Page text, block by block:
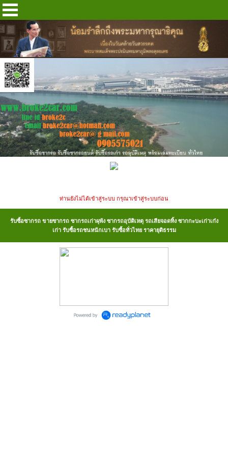
ท่านยังไม่ได้เข้าสู่ระบบ กรุณาเข้าสู่ระบบก่อน
รับซื้อซากรถ ขายซากรถ ซากรถเก่าผุพัง ซากรถอุบัติเหตุ รถเสียจอดทิ้ง ซากกะบะเก่าเก๋ง
เก่า รับซื้อรถชนหนักเบา รับซื้อทั่วไทย ราคายุติธรรม